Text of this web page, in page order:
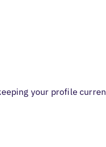
your profile